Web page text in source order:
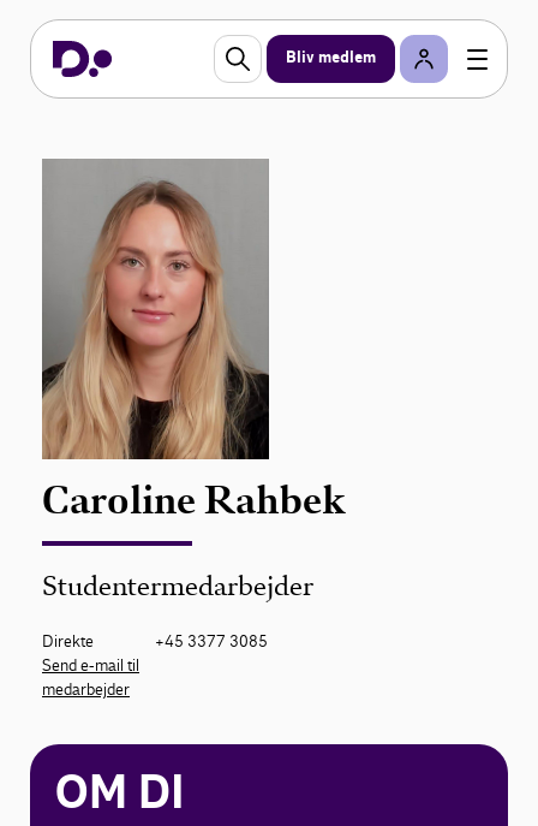
Bliv medlem
Caroline Rahbek
Studentermedarbejder
Direkte
+45 3377 3085
Send e-mail til
medarbejder
OM DI